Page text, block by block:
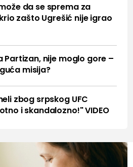
da se sprema za
zašto Ugrešić nije igrao
nije moglo gore –
misija?
zbog srpskog UFC
i skandalozno!" VIDEO